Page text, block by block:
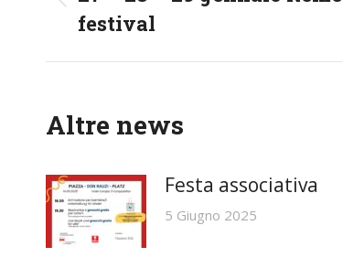
Previous
post:
festival
Altre news
Festa associativa
5 Giugno 2025